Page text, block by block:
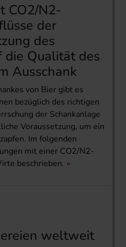
CO2/N2-
der
des
die Qualität des
Ausschank
von Bier gibt es
bezüglich des richtigen
der Schankanlage
Voraussetzung, um ein
Im folgenden
mit einer CO2/N2-
beschrieben.
weltweit